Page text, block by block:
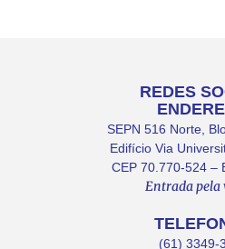
REDES
SEPN 516 Norte,
Edifício Via
CEP 70.770-524 –
Entrada pela
(61) 3349-